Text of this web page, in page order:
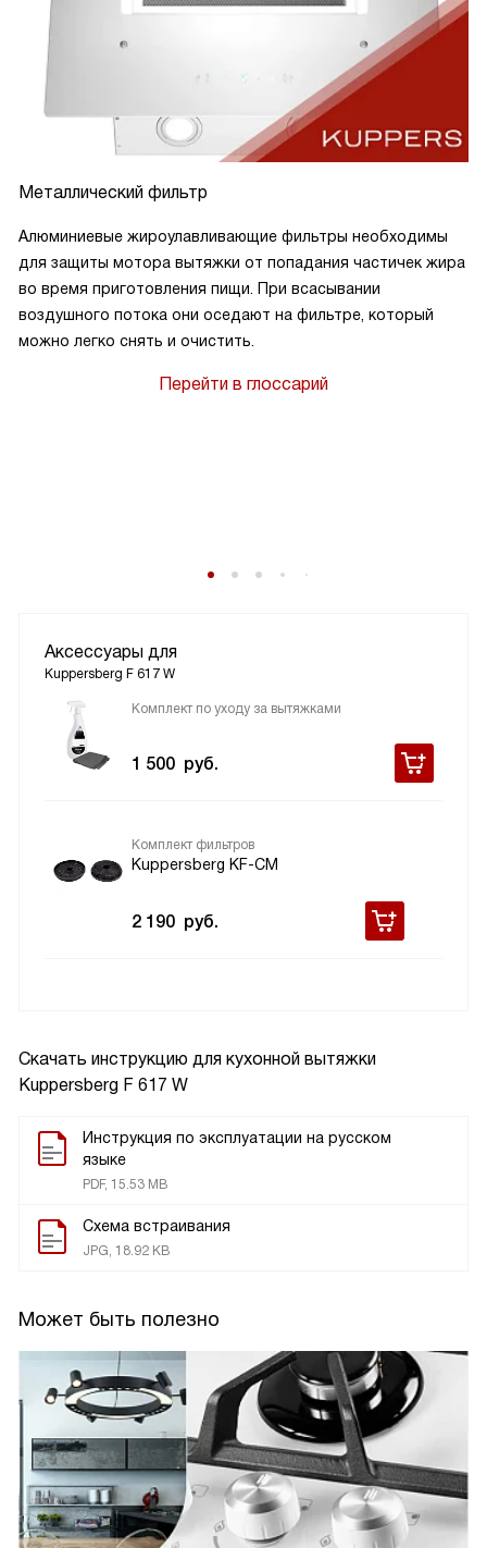
Скачать инструкцию для кухонной вытяжки
Kuppersberg F 617 W
Инструкция по эксплуатации на русском
языке
PDF, 15.53 MB
Схема встраивания
JPG, 18.92 KB
Может быть полезно
Металлический фильтр
Алюминиевые жироулавливающие фильтры необходимы
для защиты мотора вытяжки от попадания частичек жира
во время приготовления пищи. При всасывании
воздушного потока они оседают на фильтре, который
можно легко снять и очистить.
Перейти в глоссарий
Аксессуары для
Kuppersberg F 617 W
Комплект по уходу за вытяжками
1 500 руб.
Комплект фильтров
Kuppersberg KF-CM
2 190 руб.